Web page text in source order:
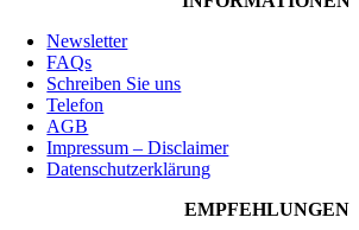
Newsletter
FAQs
Schreiben Sie uns
Telefon
AGB
Impressum – Disclaimer
Datenschutzerklärung
EMPFEHLUNGEN